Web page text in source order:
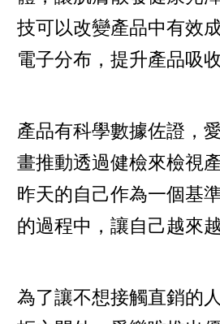
技可以改變產品中有效
電子分布，提升產品吸收
產品有科學數據佐證，
畫推動透過健檢來檢視
昨天的自己作為一個基
的過程中，讓自己越來越
為了讓不想接觸直銷的